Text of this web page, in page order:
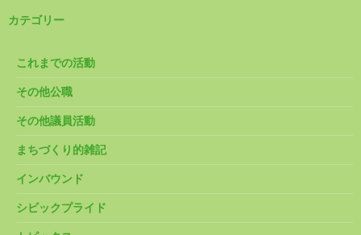
カテゴリー
これまでの活動
その他公職
その他議員活動
まちづくり的雑記
インバウンド
シビックプライド